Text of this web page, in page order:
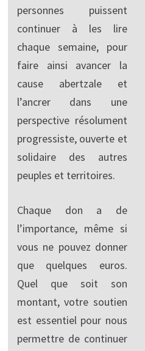
personnes puissent
continuer à les lire
chaque semaine, pour
faire ainsi avancer la
cause abertzale et
l’ancrer dans une
perspective résolument
progressiste, ouverte et
solidaire des autres
peuples et territoires.
Chaque don a de
l’importance, même si
vous ne pouvez donner
que quelques euros.
Quel que soit son
montant, votre soutien
est essentiel pour nous
permettre de continuer